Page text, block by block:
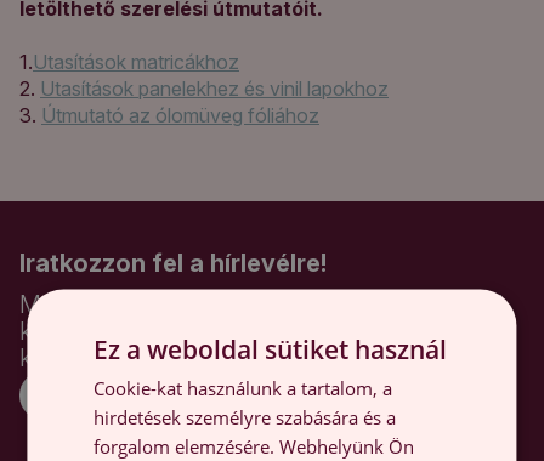
letölthető szerelési útmutatóit.
1.Utasítások matricákhoz
2. Utasítások panelekhez és vinil lapokhoz
3. Útmutató az ólomüveg fóliához
Iratkozzon fel a hírlevélre!
Maradjon naprakész az akciókkal és hírekkel
kapcsolatban, és kapjon 800 HUF
kedvezményt az első vásárlásához!
Regisztráció
Elfogadom a szabályokat
Ez a weboldal sütiket használ
Cookie-kat használunk a tartalom, a
hirdetések személyre szabására és a
forgalom elemzésére. Webhelyünk Ön